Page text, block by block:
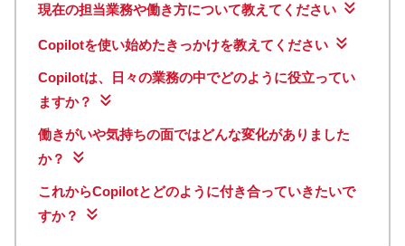
現在の担当業務や働き方について教えてください
Copilotを使い始めたきっかけを教えてください
Copilotは、日々の業務の中でどのように役立ってい
ますか？
働きがいや気持ちの面ではどんな変化がありました
か？
これからCopilotとどのように付き合っていきたいで
すか？